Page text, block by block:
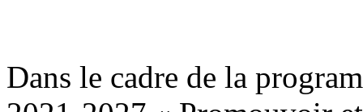
Dans le cadre de la